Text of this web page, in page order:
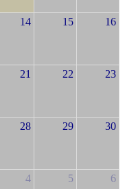
14 15 16
21 22 23
28 29 30
4 5 6